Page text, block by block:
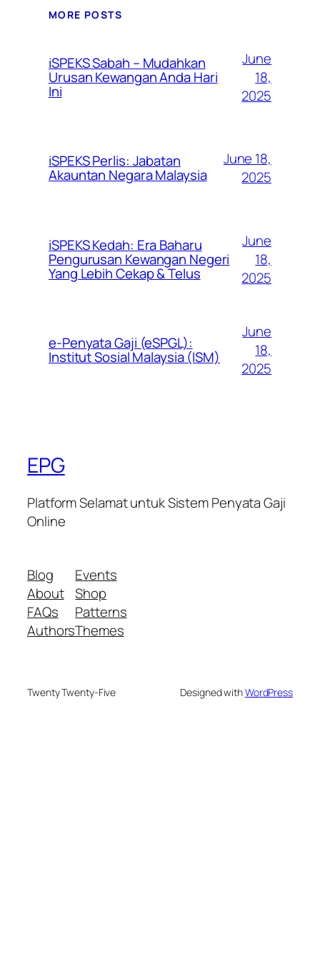
MORE POSTS
iSPEKS Sabah – Mudahkan
Urusan Kewangan Anda Hari
Ini
June
18,
2025
iSPEKS Perlis: Jabatan
Akauntan Negara Malaysia
June 18,
2025
iSPEKS Kedah: Era Baharu
Pengurusan Kewangan Negeri
Yang Lebih Cekap & Telus
June
18,
2025
e-Penyata Gaji (eSPGL):
Institut Sosial Malaysia (ISM)
June
18,
2025
EPG
Platform Selamat untuk Sistem Penyata Gaji
Online
Blog
About
FAQs
Authors
Events
Shop
Patterns
Themes
Twenty Twenty-Five Designed withWordPress